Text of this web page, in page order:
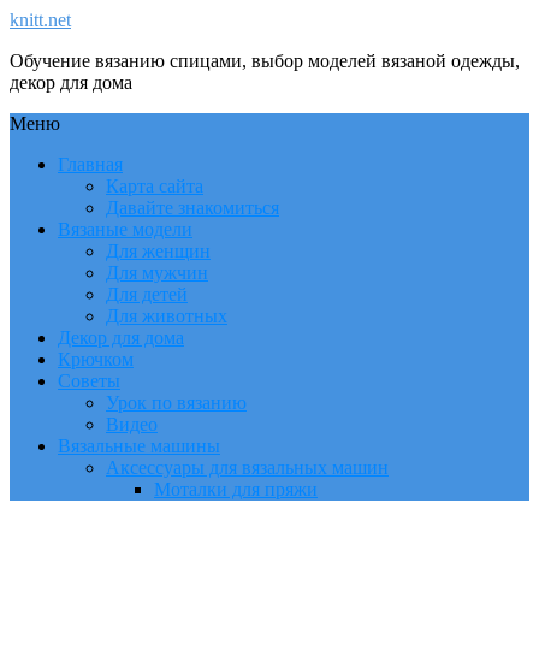
knitt.net
Обучение вязанию спицами, выбор моделей вязаной одежды,
декор для дома
Меню
Главная
Карта сайта
Давайте знакомиться
Вязаные модели
Для женщин
Для мужчин
Для детей
Для животных
Декор для дома
Крючком
Советы
Урок по вязанию
Видео
Вязальные машины
Аксессуары для вязальных машин
Моталки для пряжи